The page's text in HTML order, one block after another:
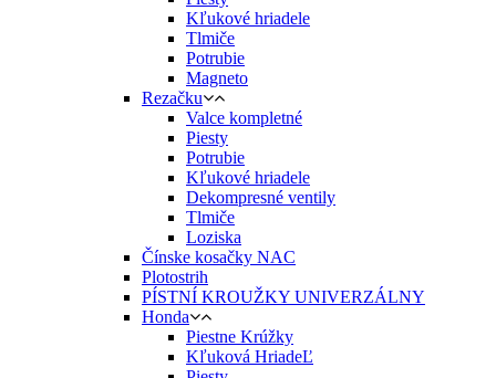
Kľukové hriadele
Tlmiče
Potrubie
Magneto
Rezačku
Valce kompletné
Piesty
Potrubie
Kľukové hriadele
Dekompresné ventily
Tlmiče
Loziska
Čínske kosačky NAC
Plotostrih
PÍSTNÍ KROUŽKY UNIVERZÁLNY
Honda
Piestne Krúžky
Kľuková HriadeĽ